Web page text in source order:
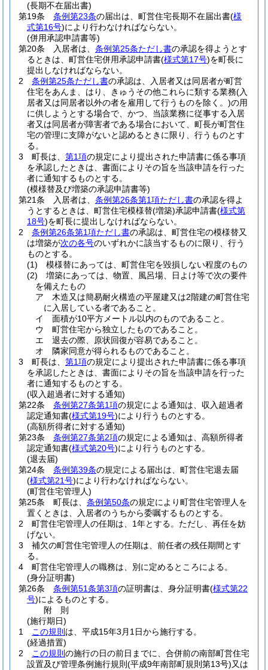
(長期不在届出書)
第19条
条例第23条の届出は、町営住宅長期不在届出書(様
式第16号)により行わなければならない。
(併用承認申請書等)
第20条
入居者は、 条例第25条ただし書の承認を得ようとす
るときは、町営住宅併用承認申請書(様式第17号)を町長に
提出しなければならない。
2
条例第25条ただし書の承認は、入居者又は同居者が町営
住宅をあんま、はり、きゅうその他これらに類する業務(入
居者又は同居者以外の者を雇用して行うものを除く。)の用
に供しようとする場合で、かつ、当該業務に従事する入居
者又は同居者が障害者である場合において、町長が町営住
宅の管理に支障がないと認めるときに限り、行うものとす
る。
3
町長は、 第1項の規定により提出された申請書に係る事項
を承認したときは、書面によりその旨を当該申請を行った
者に通知するものとする。
(模様替及び増築の承認申請書等)
第21条
入居者は、 条例第26条第1項ただし書の承認を得よ
うとするときは、町営住宅模様替(増築)承認申請書(様式第
18号)を町長に提出しなければならない。
2
条例第26条第1項ただし書の承認は、町営住宅の模様替又
は増築が次の各号のいずれかに該当するものに限り、行う
ものとする。
(1)
模様替にあっては、町営住宅を毀損しない程度のもの
(2)
増築にあっては、物置、風呂場、日よけ等で次の要件
を備えたもの
ア
木造又は簡易耐火構造の平屋建又は2階建の町営住宅
に入居している者であること。
イ
面積が10平方メートル以内のものであること。
ウ
町営住宅から独立したものであること。
エ
退去の際、原状回復が容易であること。
オ
隣家同意が得られるものであること。
3
町長は、 第1項の規定により提出された申請書に係る事項
を承認したときは、書面によりその旨を当該申請を行った
者に通知するものとする。
(収入超過者に対する通知)
第22条
条例第27条第1項の規定による通知は、収入超過者
認定通知書(様式第19号)により行うものとする。
(高額所得者に対する通知)
第23条
条例第27条第2項の規定による通知は、高額所得者
認定通知書(様式第20号)により行うものとする。
(退去届)
第24条
条例第39条の規定による届出は、町営住宅退去届
(様式第21号)により行わなければならない。
(町営住宅管理人)
第25条
町長は、 条例第50条の規定により町営住宅管理人を
置くときは、入居者のうちから委嘱するものとする。
2
町営住宅管理人の任期は、1年とする。 ただし、再任を妨
げない。
3
補欠の町営住宅管理人の任期は、前任者の残任期間とす
る。
4
町営住宅管理人の職務は、別に定めるところによる。
(身分証明書)
第26条
条例第51条第3項の証明書は、身分証明書(様式第22
号)によるものとする。
附 則
(施行期日)
1
この規則 は、平成15年3月1日から施行する。
(経過措置)
2
この規則 の施行の日の前日までに、合併前の南部町営住宅
設置及び管理条例施行規則 (平成9年南部町規則第13号)又は